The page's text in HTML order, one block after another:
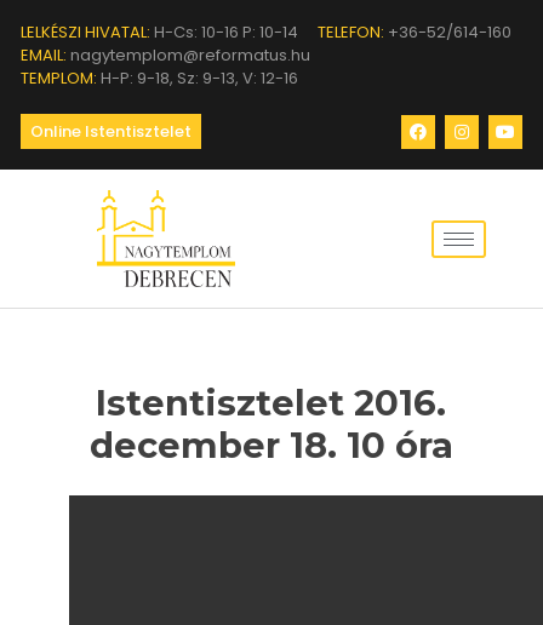
LELKÉSZI HIVATAL: H-Cs: 10-16 P: 10-14 TELEFON: +36-52/614-160
EMAIL: nagytemplom@reformatus.hu
TEMPLOM: H-P: 9-18, Sz: 9-13, V: 12-16
Online Istentisztelet
Istentisztelet 2016.
december 18. 10 óra